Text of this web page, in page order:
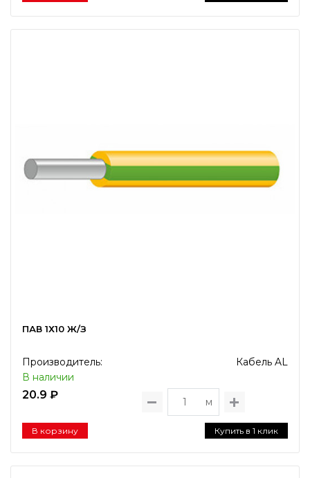
ПАВ 1Х10 Ж/З
Производитель:
Кабель AL
В наличии
20.9 ₽
м
В корзину Купить в 1 клик